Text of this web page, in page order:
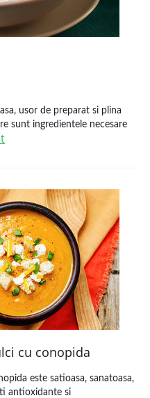
usor de preparat si plina
sunt ingredientele necesare
cu conopida
este satioasa, sanatoasa,
antioxidante si